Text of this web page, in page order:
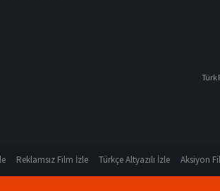
Türk
Reklamsız Film İzle Türkçe Altyazılı İzle Aksiyon